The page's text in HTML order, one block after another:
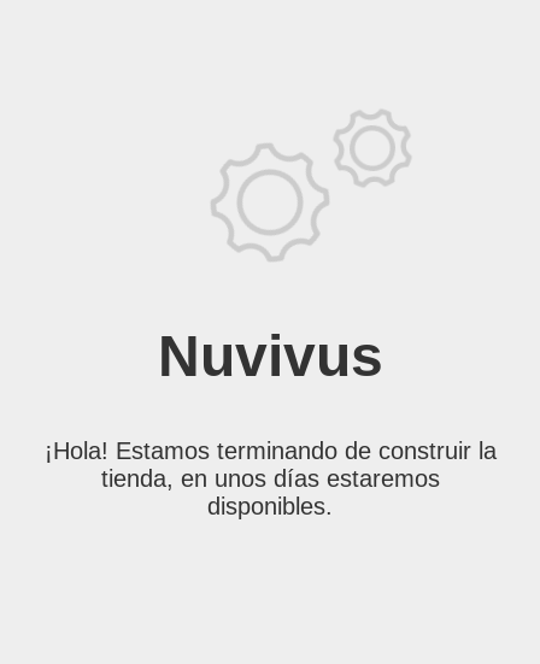
Nuvivus
¡Hola! Estamos terminando de construir la
tienda, en unos días estaremos
disponibles.